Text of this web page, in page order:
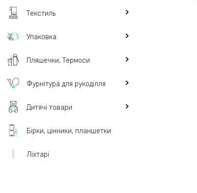
Текстиль
Упаковка
Пляшечки, Термоси
Фурнітура для рукоділля
Дитячі товари
Бірки, цінники, планшетки
Ліхтарі